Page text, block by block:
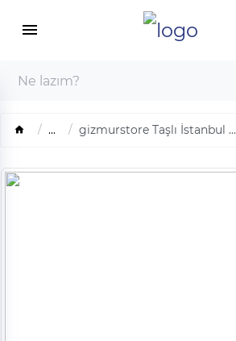
... gizmurstore Taşlı İstanbul ...